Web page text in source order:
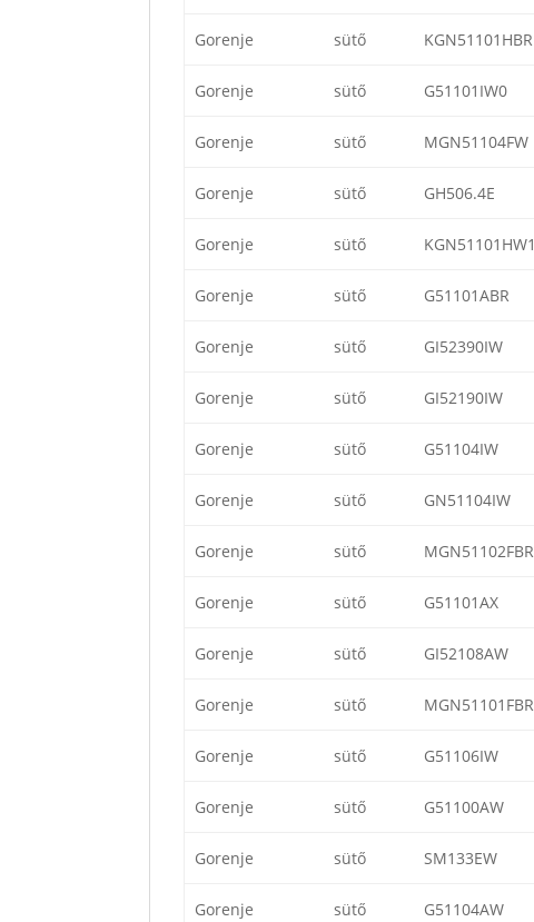
Gorenje sütő KGN51101HBR
Gorenje sütő G51101IW0
Gorenje sütő MGN51104FW
Gorenje sütő GH506.4E
Gorenje sütő KGN51101HW1
Gorenje sütő G51101ABR
Gorenje sütő GI52390IW
Gorenje sütő GI52190IW
Gorenje sütő G51104IW
Gorenje sütő GN51104IW
Gorenje sütő MGN51102FBR
Gorenje sütő G51101AX
Gorenje sütő GI52108AW
Gorenje sütő MGN51101FBR
Gorenje sütő G51106IW
Gorenje sütő G51100AW
Gorenje sütő SM133EW
Gorenje sütő G51104AW